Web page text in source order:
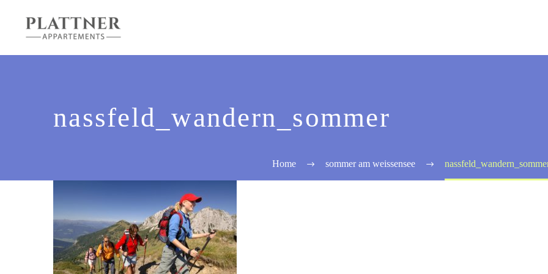
nassfeld_wandern_sommer
Home sommer am weissensee